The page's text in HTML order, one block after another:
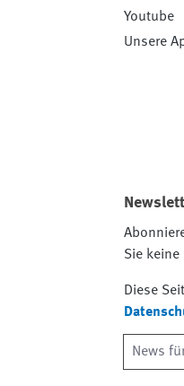
Youtube
Unsere
Sie
Diese